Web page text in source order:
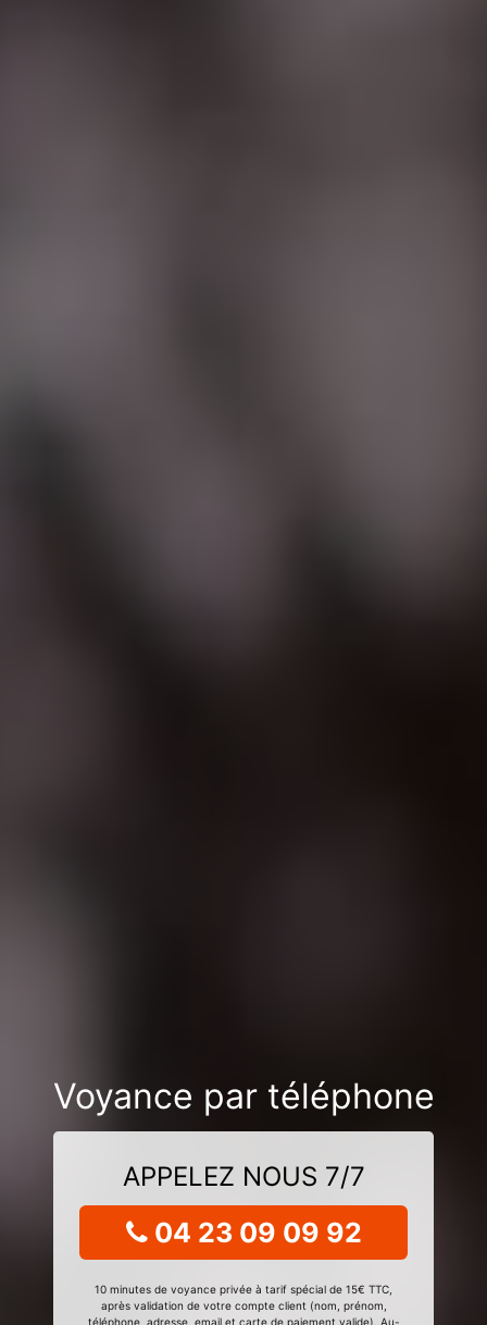
Voyance par téléphone
APPELEZ NOUS 7/7
04 23 09 09 92
10 minutes de voyance privée à tarif spécial de 15€ TTC,
après validation de votre compte client (nom, prénom,
téléphone, adresse, email et carte de paiement valide). Au-